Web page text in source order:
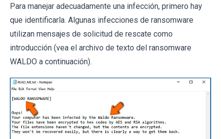
Para manejar adecuadamente una infección, primero hay
que identificarla. Algunas infecciones de ransomware
utilizan mensajes de solicitud de rescate como
introducción (vea el archivo de texto del ransomware
WALDO a continuación).